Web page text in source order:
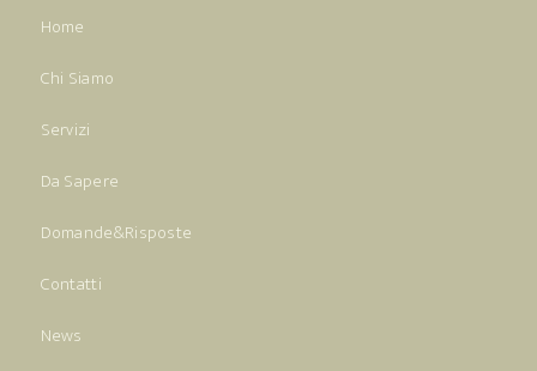
Home
Chi Siamo
Servizi
Da Sapere
Domande&Risposte
Contatti
News